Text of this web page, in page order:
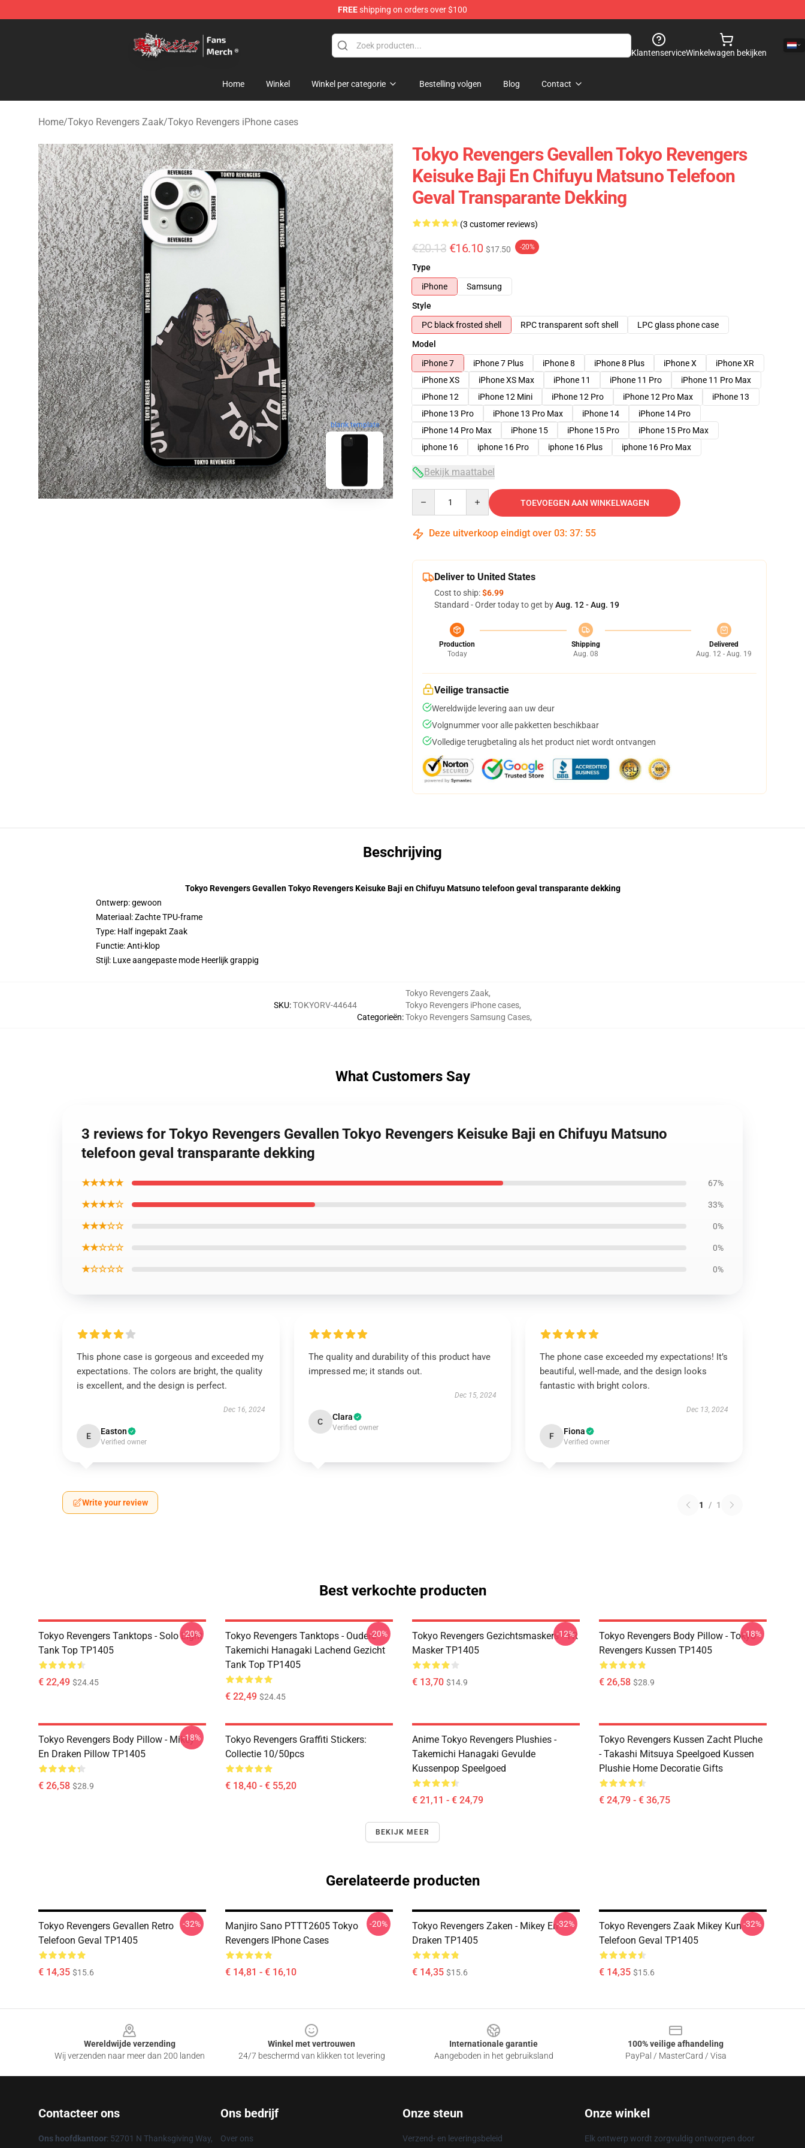
FREEshipping on orders over $100
KlantenserviceWinkelwagen bekijken
Home Winkel Winkel per categorie Bestelling volgen Blog Contact
Home/Tokyo Revengers Zaak/Tokyo Revengers iPhone cases
blank template
Tokyo Revengers Gevallen Tokyo Revengers
Keisuke Baji En Chifuyu Matsuno Telefoon
Geval Transparante Dekking
(3 customer reviews)
€20.13 €16.10 $17.50 -20%
Type
iPhone
Samsung
Style
PC black frosted shell
RPC transparent soft shell
LPC glass phone case
Model
iPhone 7
iPhone 7 Plus iPhone 8 iPhone 8 Plus iPhone X
iPhone XR
iPhone XS
iPhone XS Max iPhone 11 iPhone 11 Pro
iPhone 11 Pro Max
iPhone 12
iPhone 12 Mini iPhone 12 Pro iPhone 12 Pro Max
iPhone 13
iPhone 13 Pro
iPhone 13 Pro Max iPhone 14
iPhone 14 Pro
iPhone 14 Pro Max
iPhone 15 iPhone 15 Pro
iPhone 15 Pro Max
iphone 16
iphone 16 Pro iphone 16 Plus iphone 16 Pro Max
Bekijk maattabel
TOEVOEGEN AAN WINKELWAGEN
Deze uitverkoop eindigt over 03: 37: 54
Deliver to United States
Cost to ship:$6.99
Standard - Order today to get byAug. 12 - Aug. 19
Production
Today
Shipping
Aug. 08
Delivered
Aug. 12 - Aug. 19
Veilige transactie
Wereldwijde levering aan uw deur
Volgnummer voor alle pakketten beschikbaar
Volledige terugbetaling als het product niet wordt ontvangen
Beschrijving
Tokyo Revengers Gevallen Tokyo Revengers Keisuke Baji en Chifuyu Matsuno telefoon geval transparante dekking
Ontwerp: gewoon
Materiaal: Zachte TPU-frame
Type: Half ingepakt Zaak
Functie: Anti-klop
Stijl: Luxe aangepaste mode Heerlijk grappig
SKU:TOKYORV-44644
Categorieën:
Tokyo Revengers Zaak,
Tokyo Revengers iPhone cases,
Tokyo Revengers Samsung Cases,
What Customers Say
3 reviews for Tokyo Revengers Gevallen Tokyo Revengers Keisuke Baji en Chifuyu Matsuno
telefoon geval transparante dekking
★★★★★ 67%
★★★★☆ 33%
★★★☆☆ 0%
★★☆☆☆ 0%
★☆☆☆☆ 0%
This phone case is gorgeous and exceeded my
expectations. The colors are bright, the quality
is excellent, and the design is perfect.
Dec 16, 2024
E Easton
Verified owner
The quality and durability of this product have
impressed me; it stands out.
Dec 15, 2024
C Clara
Verified owner
The phone case exceeded my expectations! It’s
beautiful, well-made, and the design looks
fantastic with bright colors.
Dec 13, 2024
F Fiona
Verified owner
Write your review 1 / 1
Best verkochte producten
Tokyo Revengers Tanktops - Solo Light
Tank Top TP1405
€ 22,49 $24.45
-20%
Tokyo Revengers Tanktops - Oudere
Takemichi Hanagaki Lachend Gezicht
Tank Top TP1405
€ 22,49 $24.45
-20%
Tokyo Revengers Gezichtsmaskers - TR
Masker TP1405
€ 13,70 $14.9
-12%
Tokyo Revengers Body Pillow - Tokyo
Revengers Kussen TP1405
€ 26,58 $28.9
-18%
Tokyo Revengers Body Pillow - Mikey
En Draken Pillow TP1405
€ 26,58 $28.9
-18%
Tokyo Revengers Graffiti Stickers:
Collectie 10/50pcs
€ 18,40 - € 55,20
Anime Tokyo Revengers Plushies -
Takemichi Hanagaki Gevulde
Kussenpop Speelgoed
€ 21,11 - € 24,79
Tokyo Revengers Kussen Zacht Pluche
- Takashi Mitsuya Speelgoed Kussen
Plushie Home Decoratie Gifts
€ 24,79 - € 36,75
BEKIJK MEER
Gerelateerde producten
Tokyo Revengers Gevallen Retro
Telefoon Geval TP1405
€ 14,35 $15.6
-32%
Manjiro Sano PTTT2605 Tokyo
Revengers IPhone Cases
€ 14,81 - € 16,10
-20%
Tokyo Revengers Zaken - Mikey En
Draken TP1405
€ 14,35 $15.6
-32%
Tokyo Revengers Zaak Mikey Kun
Telefoon Geval TP1405
€ 14,35 $15.6
-32%
Wereldwijde verzending
Wij verzenden naar meer dan 200 landen
Winkel met vertrouwen
24/7 beschermd van klikken tot levering
Internationale garantie
Aangeboden in het gebruiksland
100% veilige afhandeling
PayPal / MasterCard / Visa
Contacteer ons
Ons hoofdkantoor: 52701 N Thanksgiving Way,
Ons bedrijf
Over ons
Onze steun
Verzend- en leveringsbeleid
Onze winkel
Elk ontwerp wordt zorgvuldig ontworpen door